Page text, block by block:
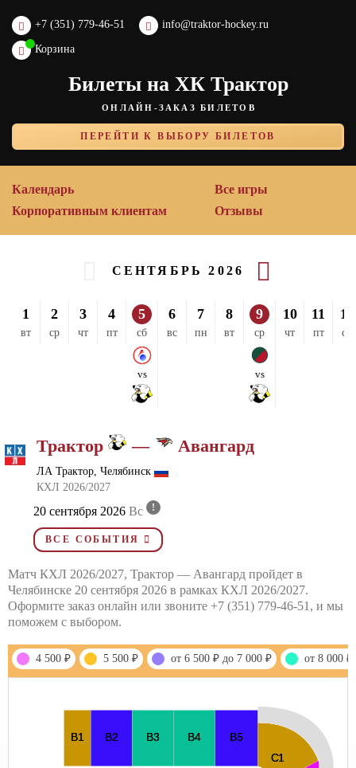
+7 (351) 779-46-51
info@traktor-hockey.ru
Корзина
Билеты на ХК Трактор
ОНЛАЙН-ЗАКАЗ БИЛЕТОВ
ПЕРЕЙТИ К ВЫБОРУ БИЛЕТОВ
Календарь
Все игры
Корпоративным клиентам
Отзывы
СЕНТЯБРЬ 2026
1
вт
2
ср
3
чт
4
пт
5
сб
vs
6
вс
7
пн
8
вт
9
ср
vs
10
чт
11
пт
12
сб
Трактор — Авангард
ЛА Трактор, Челябинск
КХЛ 2026/2027
20 сентября 2026 Вс !
ВСЕ СОБЫТИЯ
Матч КХЛ 2026/2027, Трактор — Авангард пройдет в
Челябинске 20 сентября 2026 в рамках КХЛ 2026/2027.
Оформите заказ онлайн или звоните +7 (351) 779-46-51, и мы
поможем с выбором.
4 500 ₽ 5 500 ₽ от 6 500 ₽ до 7 000 ₽ от 8 000